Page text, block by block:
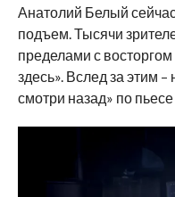
Анатолий Белый
подъем. Тысячи
пределами с
здесь». Вслед за этим
смотри назад» по